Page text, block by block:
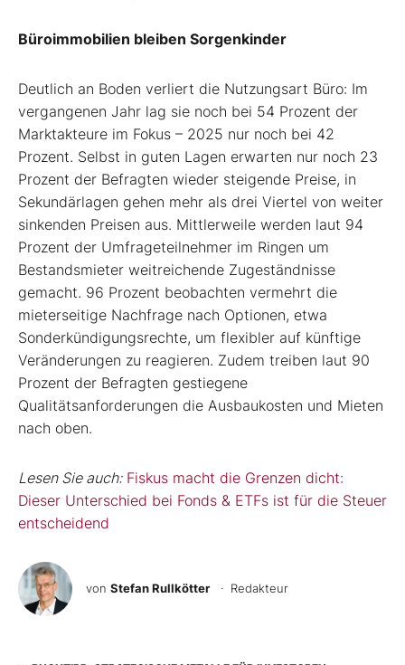
Büroimmobilien bleiben Sorgenkinder
Deutlich an Boden verliert die Nutzungsart Büro: Im
vergangenen Jahr lag sie noch bei 54 Prozent der
Marktakteure im Fokus – 2025 nur noch bei 42
Prozent. Selbst in guten Lagen erwarten nur noch 23
Prozent der Befragten wieder steigende Preise, in
Sekundärlagen gehen mehr als drei Viertel von weiter
sinkenden Preisen aus. Mittlerweile werden laut 94
Prozent der Umfrageteilnehmer im Ringen um
Bestandsmieter weitreichende Zugeständnisse
gemacht. 96 Prozent beobachten vermehrt die
mieterseitige Nachfrage nach Optionen, etwa
Sonderkündigungsrechte, um flexibler auf künftige
Veränderungen zu reagieren. Zudem treiben laut 90
Prozent der Befragten gestiegene
Qualitätsanforderungen die Ausbaukosten und Mieten
nach oben.
Lesen Sie auch: Fiskus macht die Grenzen dicht:
Dieser Unterschied bei Fonds & ETFs ist für die Steuer
entscheidend
von Stefan Rullkötter · Redakteur